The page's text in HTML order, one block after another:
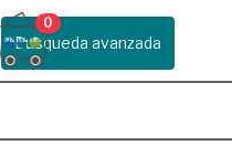
Busqueda avanzada
0